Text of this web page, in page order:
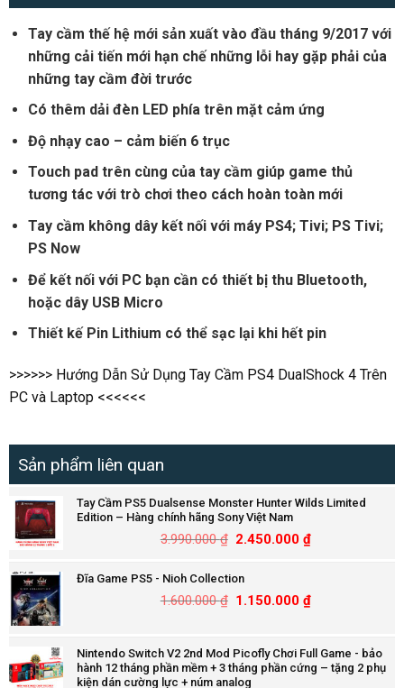
Tay cầm thế hệ mới sản xuất vào đầu tháng 9/2017 với
những cải tiến mới hạn chế những lỗi hay gặp phải của
những tay cầm đời trước
Có thêm dải đèn LED phía trên mặt cảm ứng
Độ nhạy cao – cảm biến 6 trục
Touch pad trên cùng của tay cầm giúp game thủ
tương tác với trò chơi theo cách hoàn toàn mới
Tay cầm không dây kết nối với máy PS4; Tivi; PS Tivi;
PS Now
Để kết nối với PC bạn cần có thiết bị thu Bluetooth,
hoặc dây USB Micro
Thiết kế Pin Lithium có thể sạc lại khi hết pin
>>>>>> Hướng Dẫn Sử Dụng Tay Cầm PS4 DualShock 4 Trên
PC và Laptop <<<<<<
Sản phẩm liên quan
Tay Cầm PS5 Dualsense Monster Hunter Wilds Limited
Edition – Hàng chính hãng Sony Việt Nam
3.990.000₫ 2.450.000₫
Đĩa Game PS5 - Nioh Collection
1.600.000₫ 1.150.000₫
Nintendo Switch V2 2nd Mod Picofly Chơi Full Game - bảo
hành 12 tháng phần mềm + 3 tháng phần cứng – tặng 2 phụ
kiện dán cường lực + núm analog